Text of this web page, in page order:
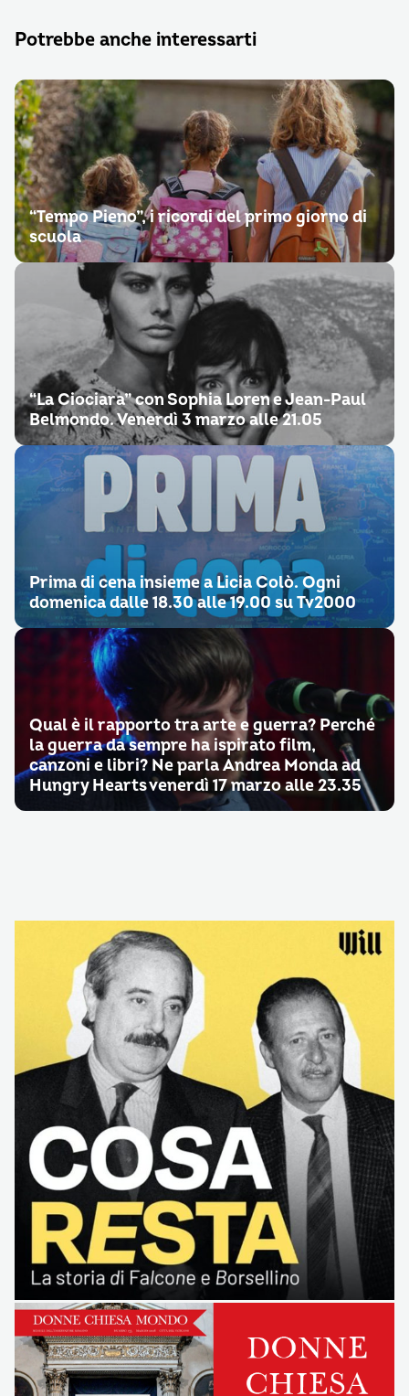
Potrebbe anche interessarti
“Tempo Pieno”, i ricordi del primo giorno di
scuola
“La Ciociara” con Sophia Loren e Jean-Paul
Belmondo. Venerdì 3 marzo alle 21.05
Prima di cena insieme a Licia Colò. Ogni
domenica dalle 18.30 alle 19.00 su Tv2000
Qual è il rapporto tra arte e guerra? Perché
la guerra da sempre ha ispirato film,
canzoni e libri? Ne parla Andrea Monda ad
Hungry Hearts venerdì 17 marzo alle 23.35